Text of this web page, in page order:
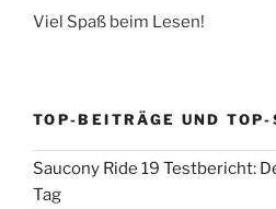
Viel Spaß beim Lesen!
TOP-BEITRÄGE UND TOP-
Saucony Ride 19 Testbericht:
Tag